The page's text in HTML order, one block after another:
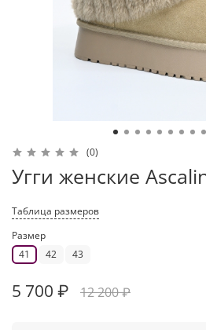
(0)
Угги женские
Таблица размеров
Размер
41
42 43
5 700 ₽ 12 200 ₽